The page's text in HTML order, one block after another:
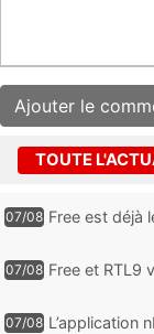
TOUTE
07/08 Free est déjà
07/08 Free et RTL9
07/08 L’application